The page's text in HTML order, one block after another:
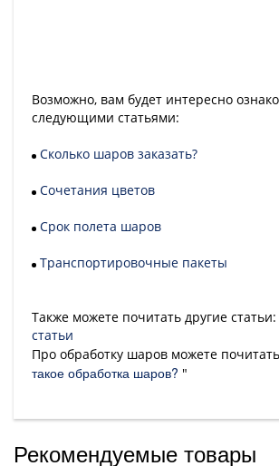
Возможно, вам будет интересно
следующими статьями:
Сколько шаров заказать?
Сочетания цветов
Срок полета шаров
Транспортировочные пакеты
Также можете почитать другие статьи:
статьи
Про обработку шаров можете
такое обработка шаров? "
Рекомендуемые товары